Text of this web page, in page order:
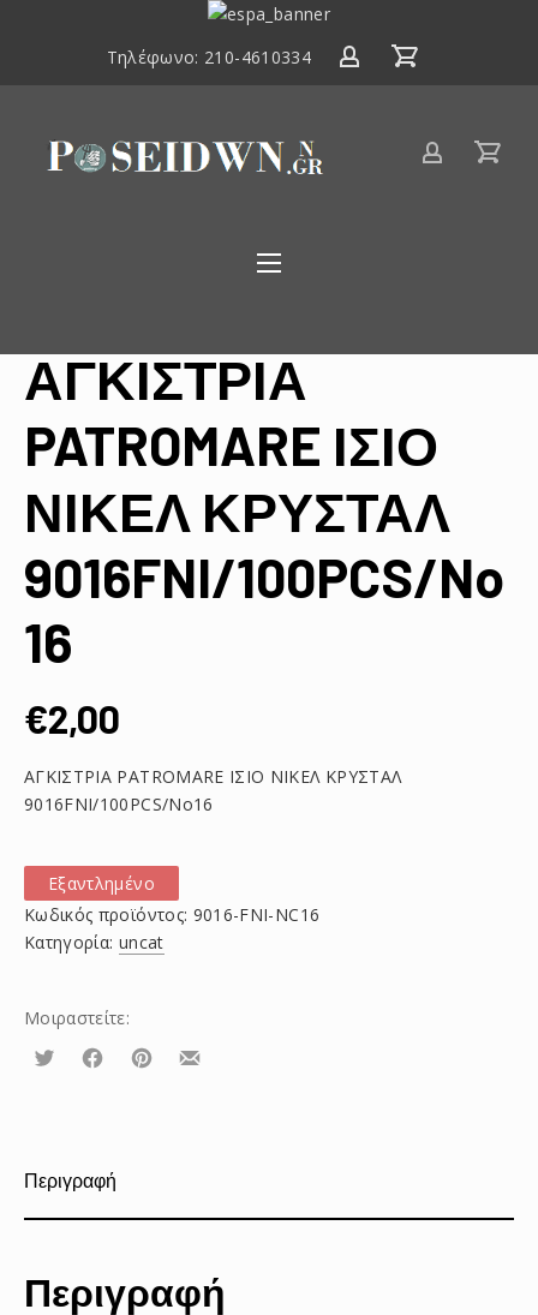
ΕΣΠΑ
2020
Τηλέφωνο: 210-4610334
Είδη
ΑΓΚΙΣΤΡΙΑ
PATROMARE ΙΣΙΟ
ΝΙΚΕΛ ΚΡΥΣΤΑΛ
9016FNI/100PCS/No
16
€2,00
ΑΓΚΙΣΤΡΙΑ PATROMARE ΙΣΙΟ ΝΙΚΕΛ ΚΡΥΣΤΑΛ
9016FNI/100PCS/No16
Εξαντλημένο
Κωδικός προϊόντος: 9016-FNI-NC16
Κατηγορία: uncat
Μοιραστείτε:
Τουίτα ΜοιραστείτεΜοιραστείτεΜοιραστείτε
Περιγραφή
Περιγραφή